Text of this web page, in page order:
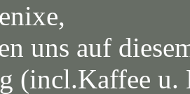
uns auf
(incl.Kaffee